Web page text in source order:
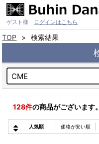
ゲスト様 ログインはこちら
TOP 検索結果
128件の商品がございます。
人気順 価格が安い順